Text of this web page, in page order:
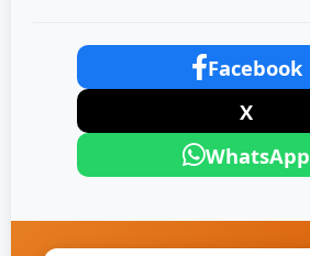
Facebook
X
WhatsApp